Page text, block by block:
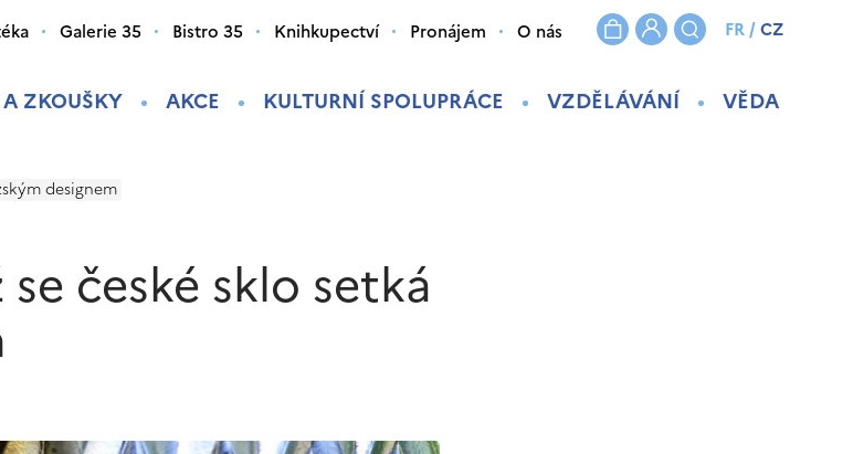
ZKOUŠKY AKCE KULTURNÍ SPOLUPRÁCE VZDĚLÁVÁNÍ VĚDA
Galerie 35 Bistro 35 Knihkupectví Pronájem O nás FR/CZ
designem
se české sklo setká